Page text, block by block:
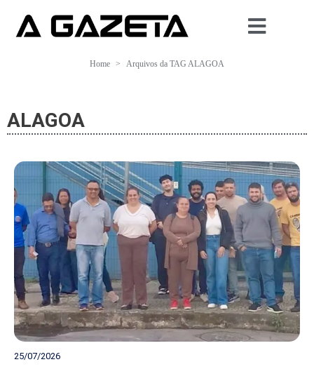
Home Arquivos da TAG ALAGOA
ALAGOA
25/07/2026